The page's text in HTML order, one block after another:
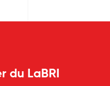
du LaBRI